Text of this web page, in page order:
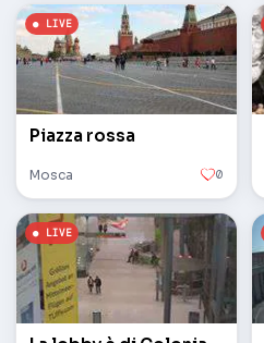
Piazza rossa
Mosca 0